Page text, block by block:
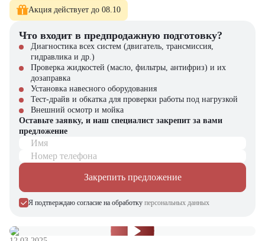
Акция действует до 08.10
Что входит в предпродажную подготовку?
Диагностика всех систем (двигатель, трансмиссия,
гидравлика и др.)
Проверка жидкостей (масло, фильтры, антифриз) и их
дозаправка
Установка навесного оборудования
Тест-драйв и обкатка для проверки работы под нагрузкой
Внешний осмотр и мойка
Оставьте заявку, и наш специалист закрепит за вами
предложение
Имя
Номер телефона
Закрепить предложение
Я подтверждаю согласие на обработку персональных данных